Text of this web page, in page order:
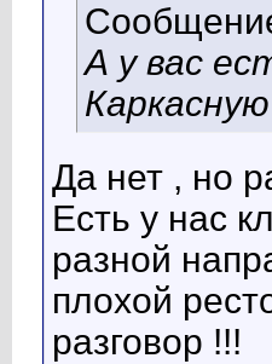
А у вас
Да нет , но
Есть у нас
разной
плохой
разговор !!!